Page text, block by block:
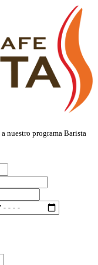
nuestro programa Barista